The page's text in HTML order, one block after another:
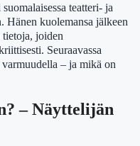
teatteri- ja
Hänen kuolemansa jälkeen
joiden
Seuraavassa
varmuudella – ja mikä on
– Näyttelijän